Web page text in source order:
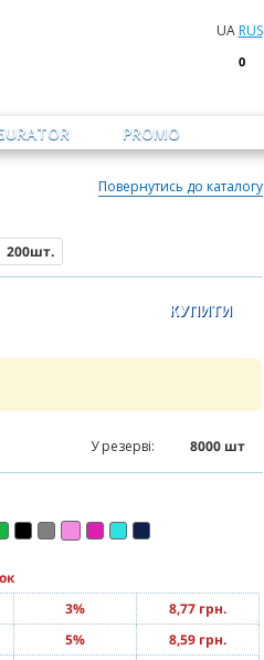
UA RUS
0
PROMO
Повернутись до каталогу
200шт.
У резерві: 8000шт
3%
8,77 грн.
5%
8,59 грн.